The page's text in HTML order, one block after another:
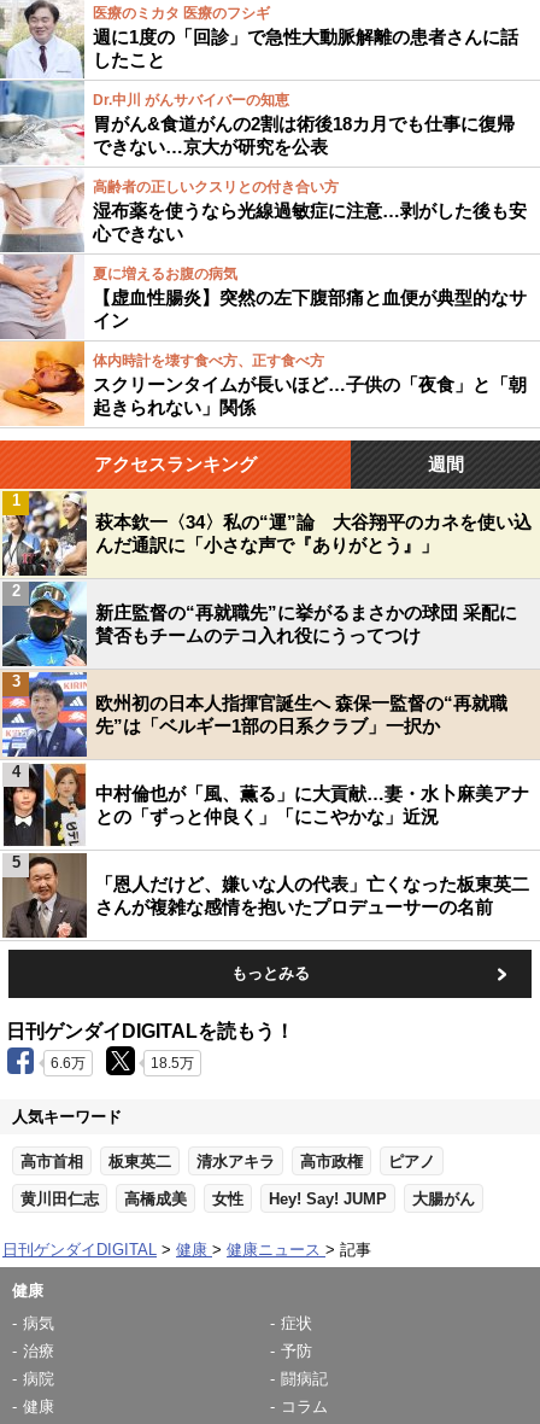
医療のミカタ 医療のフシギ
週に1度の「回診」で急性大動脈解離の患者さんに話
したこと
Dr.中川 がんサバイバーの知恵
胃がん&食道がんの2割は術後18カ月でも仕事に復帰
できない…京大が研究を公表
高齢者の正しいクスリとの付き合い方
湿布薬を使うなら光線過敏症に注意…剥がした後も安
心できない
夏に増えるお腹の病気
【虚血性腸炎】突然の左下腹部痛と血便が典型的なサ
イン
体内時計を壊す食べ方、正す食べ方
スクリーンタイムが長いほど…子供の「夜食」と「朝
起きられない」関係
アクセスランキング 週間
萩本欽一〈34〉私の“運”論 大谷翔平のカネを使い込
んだ通訳に「小さな声で『ありがとう』」
1
新庄監督の“再就職先”に挙がるまさかの球団 采配に
賛否もチームのテコ入れ役にうってつけ
2
欧州初の日本人指揮官誕生へ 森保一監督の“再就職
先”は「ベルギー1部の日系クラブ」一択か
3
中村倫也が「風、薫る」に大貢献…妻・水卜麻美アナ
との「ずっと仲良く」「にこやかな」近況
4
「恩人だけど、嫌いな人の代表」亡くなった板東英二
さんが複雑な感情を抱いたプロデューサーの名前
5
もっとみる
日刊ゲンダイDIGITALを読もう！
6.6万 18.5万
人気キーワード
高市首相 板東英二 清水アキラ 高市政権 ピアノ
黄川田仁志 高橋成美 女性 Hey! Say! JUMP 大腸がん
日刊ゲンダイDIGITAL 健康 健康ニュース 記事
健康
病気
症状
治療
予防
病院
闘病記
健康
コラム